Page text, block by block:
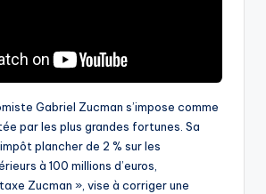
Gabriel Zucman s’impose comme
par les plus grandes fortunes. Sa
plancher de 2 % sur les
à 100 millions d’euros,
Zucman », vise à corriger une